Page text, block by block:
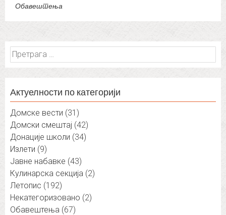
Обавештења
Претрага
за:
Актуелности по категорији
Домске вести (31)
Домски смештај (42)
Донације школи (34)
Излети (9)
Јавне набавке (43)
Кулинарска секција (2)
Летопис (192)
Некатегоризовано (2)
Обавештења (67)